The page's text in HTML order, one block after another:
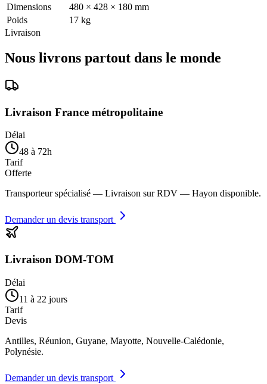
Dimensions
480 × 428 × 180 mm
Poids
17 kg
Livraison
Nous livrons partout dans le monde
Livraison France métropolitaine
Délai
48 à 72h
Tarif
Offerte
Transporteur spécialisé — Livraison sur RDV — Hayon disponible.
Demander un devis transport
Livraison DOM-TOM
Délai
11 à 22 jours
Tarif
Devis
Antilles, Réunion, Guyane, Mayotte, Nouvelle-Calédonie,
Polynésie.
Demander un devis transport